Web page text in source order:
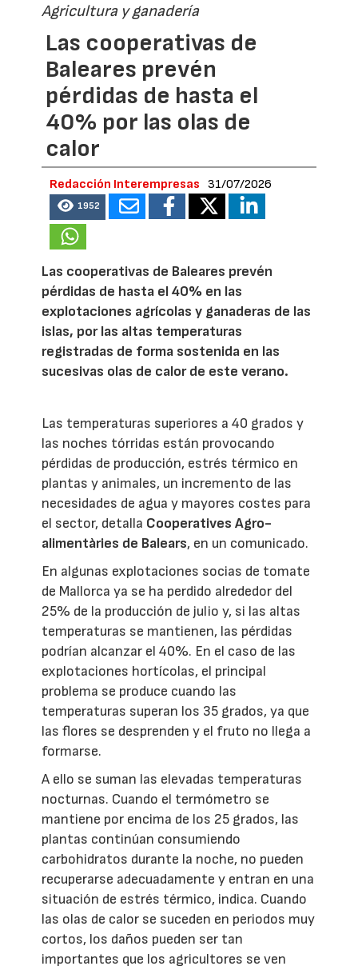
Agricultura y ganadería
Las cooperativas de
Baleares prevén
pérdidas de hasta el
40% por las olas de
calor
Redacción Interempresas 31/07/2026
1952
Las cooperativas de Baleares prevén
pérdidas de hasta el 40% en las
explotaciones agrícolas y ganaderas de las
islas, por las altas temperaturas
registradas de forma sostenida en las
sucesivas olas de calor de este verano.
Las temperaturas superiores a 40 grados y
las noches tórridas están provocando
pérdidas de producción, estrés térmico en
plantas y animales, un incremento de las
necesidades de agua y mayores costes para
el sector, detalla Cooperatives Agro-
alimentàries de Balears, en un comunicado.
En algunas explotaciones socias de tomate
de Mallorca ya se ha perdido alrededor del
25% de la producción de julio y, si las altas
temperaturas se mantienen, las pérdidas
podrían alcanzar el 40%. En el caso de las
explotaciones hortícolas, el principal
problema se produce cuando las
temperaturas superan los 35 grados, ya que
las flores se desprenden y el fruto no llega a
formarse.
A ello se suman las elevadas temperaturas
nocturnas. Cuando el termómetro se
mantiene por encima de los 25 grados, las
plantas continúan consumiendo
carbohidratos durante la noche, no pueden
recuperarse adecuadamente y entran en una
situación de estrés térmico, indica. Cuando
las olas de calor se suceden en periodos muy
cortos, los daños pueden ser tan
importantes que los agricultores se ven